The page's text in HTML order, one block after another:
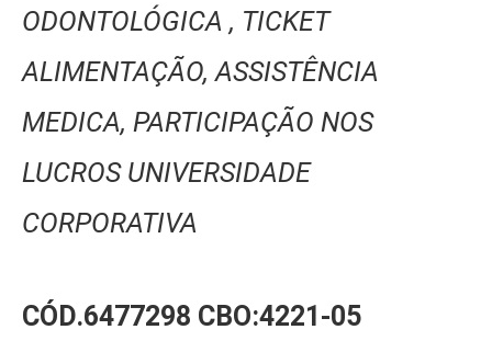
ODONTOLÓGICA , TICKET
ALIMENTAÇÃO, ASSISTÊNCIA
MEDICA, PARTICIPAÇÃO NOS
LUCROS UNIVERSIDADE
CORPORATIVA
CÓD.6477298 CBO:4221-05